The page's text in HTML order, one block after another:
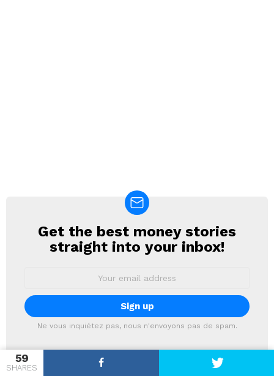
59
SHARES
NEWSLETTER
Get the best money stories
straight into your inbox!
Ne vous inquiétez pas, nous n'envoyons pas de spam.